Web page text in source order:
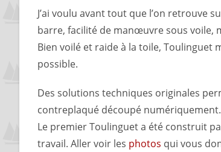
J’ai voulu avant tout que l’on retrouve
barre, facilité de manœuvre sous voile,
Bien voilé et raide à la toile,
possible.
Des solutions techniques originales
contreplaqué découpé numériquement.
Le premier Toulinguet a été construit
travail. Aller voir les photos qui vous